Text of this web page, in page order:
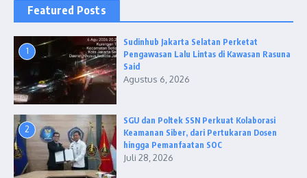
Featured Posts
1
Sudinhub Jakarta Selatan Perketat
Pengawasan Lalu Lintas di Kawasan Rasuna
Said
Agustus 6, 2026
2
SGU dan Poltek SSN Perkuat Kolaborasi
Keamanan Siber, dari Pertukaran Dosen
hingga Pemanfaatan SOC
Juli 28, 2026